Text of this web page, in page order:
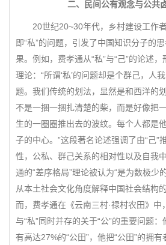
二、民间公有观念与公共
20世纪20~30年代，乡村建设工作者
即“私”的问题，引发了中国知识分子的
果。例如，费孝通从“私”与“己”的论述
理论：“所谓‘私’的问题却是个群己，人
题。我们传统的划法，显然是和西洋
不是一捆一捆扎清楚的柴，而是好像把
生的一圈圈推出去的波纹。每个人都是
子的中心。”这段著名论述强调了由“己”
性，公私、群己关系的相对性以及自我
通的“差序格局”理论被认为“是为数极少
从本土社会文化角度解释中国社会结构
而，费孝通在《云南三村·禄村农田》中
与“私”同时并存的关于“公”的重要问题
有高达27%的“公田”，他把“公田”的拥